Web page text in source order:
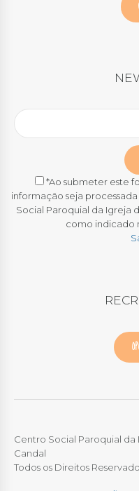
*Ao submeter este
informação seja
Social Paroquial da Igreja
como indicado
Centro Social Paroquial da
Candal
Todos os Direitos